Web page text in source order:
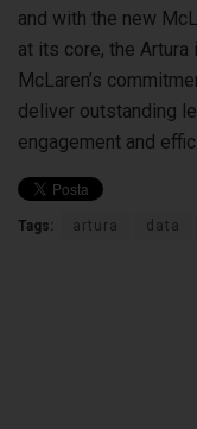
and with the new
at its core, the
McLaren’s
deliver outstanding
engagement and
Tags: artura data